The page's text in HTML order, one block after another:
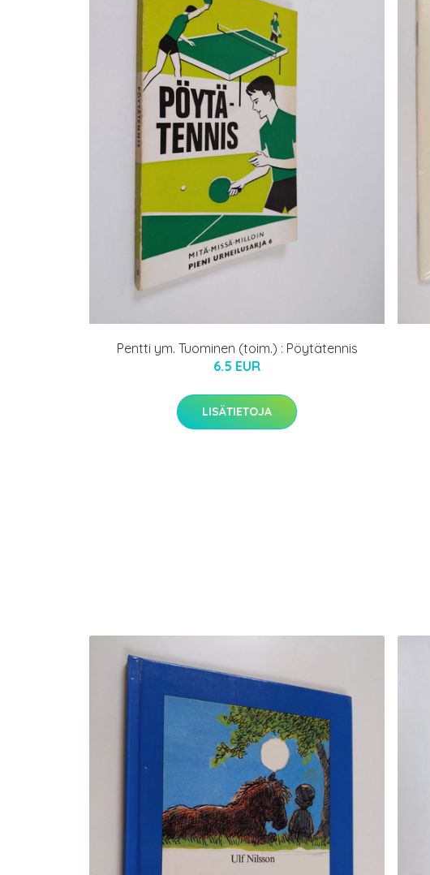
Pentti ym. Tuominen (toim.) : Pöytätennis
6.5 EUR
LISÄTIETOJA